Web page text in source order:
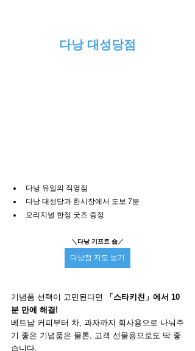
다낭 대성당점
다낭 유일의 직영점
다낭 대성당과 한시장에서 도보 7분
오리지널 한정 굿즈 증정
＼ 다낭 기프트 숍／
다낭점 지도 보기
기념품 선택이 고민된다면
「스타키친」에서 10
분 만에 해결!
베트남 커피부터 차, 과자까지 회사용으로 나눠주
기 좋은 기념품은 물론, 고객 선물용으로도 딱 좋
습니다.